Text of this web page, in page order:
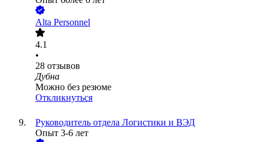
Alta Personnel
4.1
•
28 отзывов
Дубна
Можно без резюме
Откликнуться
Руководитель отдела Логистики и ВЭД
Опыт 3-6 лет